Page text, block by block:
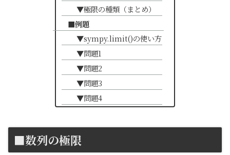
▼極限の種類（まとめ）
■例題
▼sympy.limit()の使い方
▼問題1
▼問題2
▼問題3
▼問題4
■数列の極限